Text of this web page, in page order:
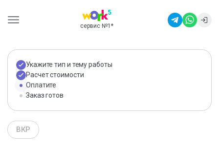
сервис №1 *
Укажите тип и тему работы
Расчет стоимости
Оплатите
Заказ готов
ВКР